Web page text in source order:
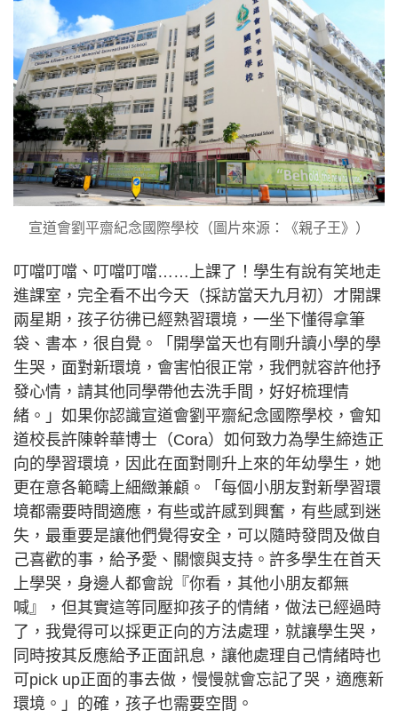
宣道會劉平齋紀念國際學校（圖片來源：《親子王》）
叮噹叮噹、叮噹叮噹……上課了！學生有說有笑地走
進課室，完全看不出今天（採訪當天九月初）才開課
兩星期，孩子彷彿已經熟習環境，一坐下懂得拿筆
袋、書本，很自覺。「開學當天也有剛升讀小學的學
生哭，面對新環境，會害怕很正常，我們就容許他抒
發心情，請其他同學帶他去洗手間，好好梳理情
緒。」如果你認識宣道會劉平齋紀念國際學校，會知
道校長許陳幹華博士（Cora）如何致力為學生締造正
向的學習環境，因此在面對剛升上來的年幼學生，她
更在意各範疇上細緻兼顧。「每個小朋友對新學習環
境都需要時間適應，有些或許感到興奮，有些感到迷
失，最重要是讓他們覺得安全，可以隨時發問及做自
己喜歡的事，給予愛、關懷與支持。許多學生在首天
上學哭，身邊人都會說『你看，其他小朋友都無
喊』，但其實這等同壓抑孩子的情緒，做法已經過時
了，我覺得可以採更正向的方法處理，就讓學生哭，
同時按其反應給予正面訊息，讓他處理自己情緒時也
可pick up正面的事去做，慢慢就會忘記了哭，適應新
環境。」的確，孩子也需要空間。